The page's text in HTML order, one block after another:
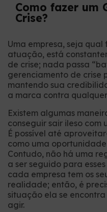
Como fazer um
Crise?
Uma empresa, seja
atuação, está
de crise; nada passa
gerenciamento de crise
mantendo sua
a marca contra
Existem algumas
conseguir sair ileso com
É possível até
como uma
Contudo, não há uma
a ser seguido para
cada empresa tem os
realidade; então, é
situação ela se
agir.